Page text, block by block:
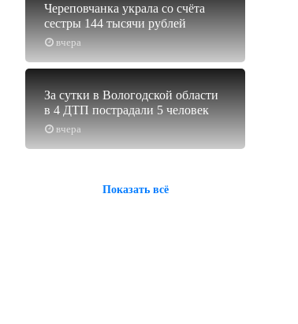
вчера
Череповчанка украла со счёта
сестры 144 тысячи рублей
вчера
За сутки в Вологодской области
в 4 ДТП пострадали 5 человек
Показать всё